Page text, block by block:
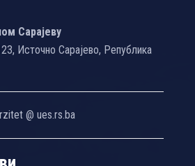
Сарајеву
Источно Сарајево, Република
@ ues.rs.ba